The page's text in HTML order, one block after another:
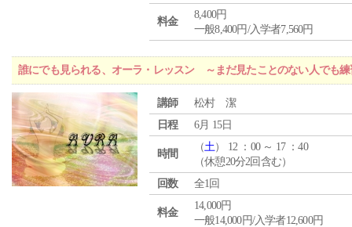
料金
8,400円
一般8,400円/入学者7,560円
誰にでも見られる、オーラ・レッスン ～まだ見たことのない人でも
講師
松村 潔
日程
6月 15日
時間
（土） 12 ：00 ～ 17 ：40
（休憩20分2回含む）
回数
全1回
料金
14,000円
一般14,000円/入学者12,600円